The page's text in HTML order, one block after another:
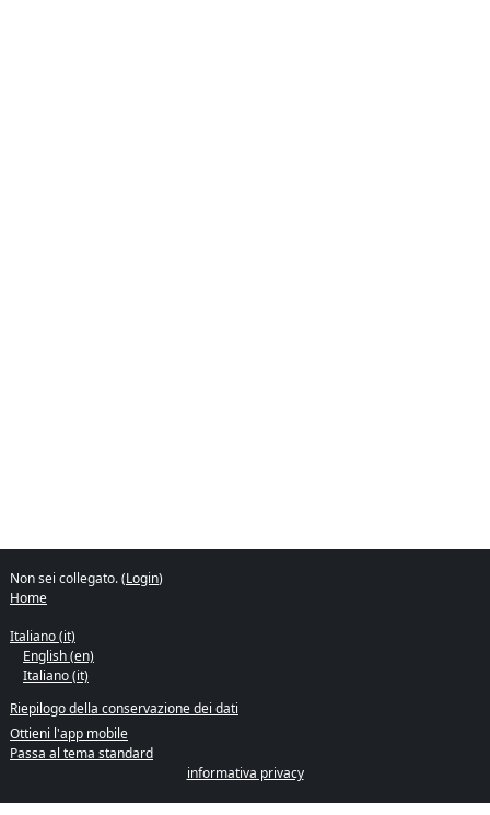
Non sei collegato. (Login)
Home
Italiano ‎(it)‎
English ‎(en)‎
Italiano ‎(it)‎
Riepilogo della conservazione dei dati
Ottieni l'app mobile
Passa al tema standard
informativa privacy